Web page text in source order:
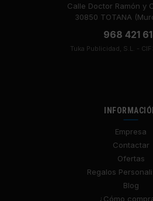
Calle Doctor Ramón y
30850 TOTANA
968 421
Tuka Publicidad, S.L. -
Empresa
Contactar
Ofertas
Regalos
Blog
¿Cómo